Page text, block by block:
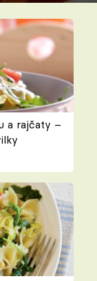
a rajčaty –